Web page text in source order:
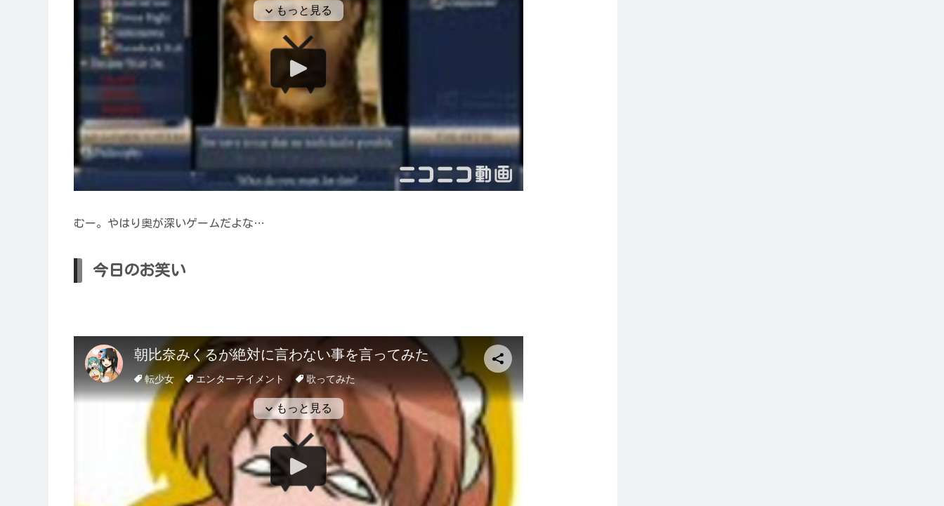
むー。やはり奥が深いゲームだよな…
今日のお笑い